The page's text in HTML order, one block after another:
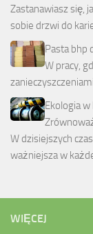
Zastanawiasz się,
sobie drzwi do
Pasta bhp
W pracy,
Ekologia
W dzisiejszych
ważniejsza w
WIĘCEJ